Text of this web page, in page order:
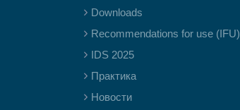
Downloads
Recommendations for use (IFU)
IDS 2025
Практика
Новости